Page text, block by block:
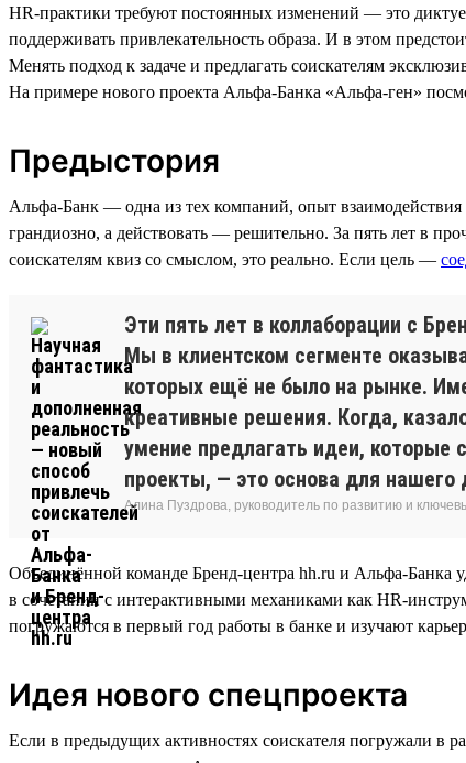
HR-практики требуют постоянных изменений — это
поддерживать привлекательность образа. И в этом
Менять подход к задаче и предлагать соискателям
На примере нового проекта Альфа-Банка «Альфа-ген»
Предыстория
Альфа-Банк — одна из тех компаний, опыт
грандиозно, а действовать — решительно. За пять лет в
соискателям квиз со смыслом, это реально. Если цель —
Эти пять лет в коллаборации с
Мы в клиентском сегменте
которых ещё не было на рынке.
креативные решения. Когда,
умение предлагать идеи, которые
проекты, — это основа для нашего
Алина Пуздрова, руководитель по развитию и
Объединённой команде Бренд-центра hh.ru и Альфа-Банка
в сочетании с интерактивными механиками как HR-
погружаются в первый год работы в банке и изучают
Идея нового спецпроекта
Если в предыдущих активностях соискателя погружали в